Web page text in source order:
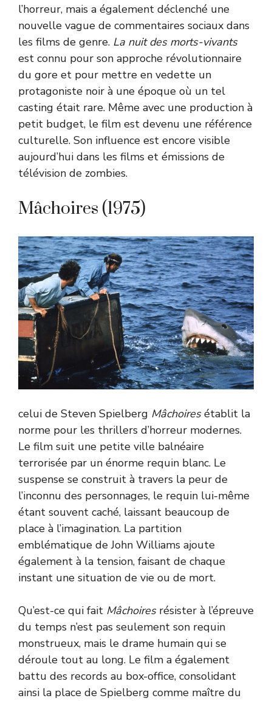
l’horreur, mais a également déclenché une
nouvelle vague de commentaires sociaux dans
les films de genre. La nuit des morts-vivants
est connu pour son approche révolutionnaire
du gore et pour mettre en vedette un
protagoniste noir à une époque où un tel
casting était rare. Même avec une production à
petit budget, le film est devenu une référence
culturelle. Son influence est encore visible
aujourd’hui dans les films et émissions de
télévision de zombies.
Mâchoires (1975)
celui de Steven Spielberg Mâchoiresétablit la
norme pour les thrillers d’horreur modernes.
Le film suit une petite ville balnéaire
terrorisée par un énorme requin blanc. Le
suspense se construit à travers la peur de
l’inconnu des personnages, le requin lui-même
étant souvent caché, laissant beaucoup de
place à l’imagination. La partition
emblématique de John Williams ajoute
également à la tension, faisant de chaque
instant une situation de vie ou de mort.
Qu’est-ce qui fait Mâchoiresrésister à l’épreuve
du temps n’est pas seulement son requin
monstrueux, mais le drame humain qui se
déroule tout au long. Le film a également
battu des records au box-office, consolidant
ainsi la place de Spielberg comme maître du